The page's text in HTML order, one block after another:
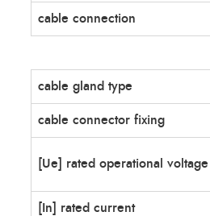
cable connection
cable gland type
cable connector fixing
[Ue] rated operational voltage
[In] rated current